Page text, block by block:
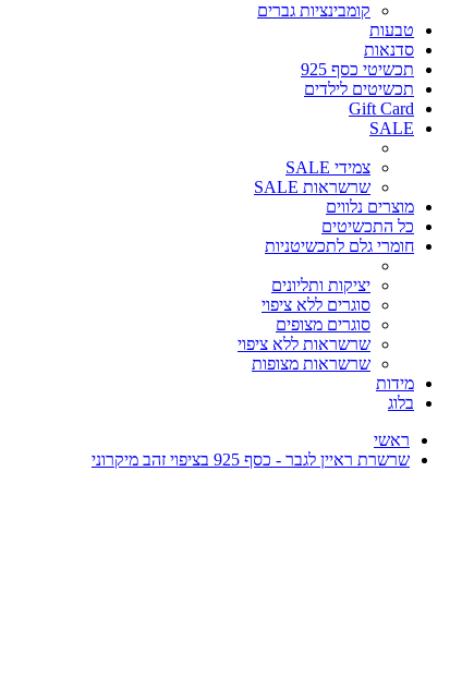
קומבינציות גברים
טבעות
סדנאות
תכשיטי כסף 925
תכשיטים לילדים
Gift Card
SALE
צמידי SALE
שרשראות SALE
מוצרים נלווים
כל התכשיטים
חומרי גלם לתכשיטניות
יציקות ותליונים
סוגרים ללא ציפוי
סוגרים מצופים
שרשראות ללא ציפוי
שרשראות מצופות
מידות
בלוג
ראשי
שרשרת ראיין לגבר - כסף 925 בציפוי זהב מיקרוני